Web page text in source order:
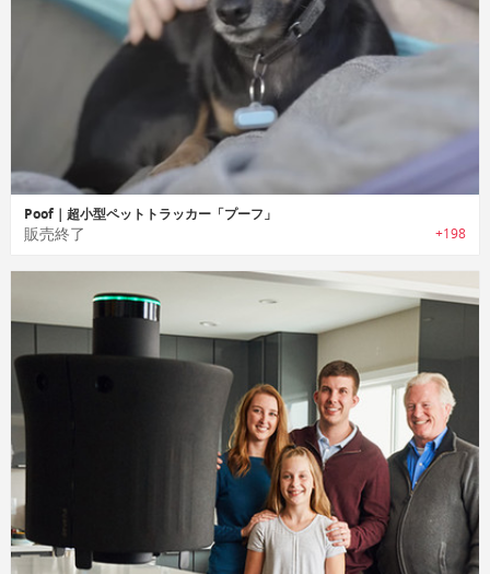
Poof｜超小型ペットトラッカー「プーフ」
販売終了 +198